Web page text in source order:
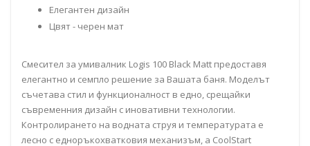
Елегантен дизайн
Цвят - черен мат
Смесител за умивалник Logis 100 Black Matt предоставя
елегантно и семпло решение за Вашата баня. Моделът
съчетава стил и функционалност в едно, срещайки
съвременния дизайн с иновативни технологии.
Контролирането на водната струя и температурата е
лесно с едноръкохватковия механизъм, а CoolStart